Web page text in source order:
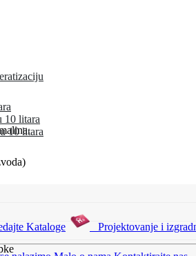
10 litara
10 litara
Kataloge Projektovanje i